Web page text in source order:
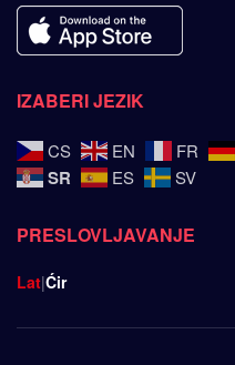
IZABERI JEZIK
CS EN FR
SR ES SV
PRESLOVLJAVANJE
Lat|Ćir